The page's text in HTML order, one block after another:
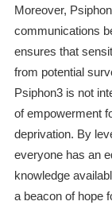
Moreover,
communications
ensures that
from potential
Psiphon3 is not
of empowerment
deprivation. By
everyone has an
knowledge
a beacon of hope